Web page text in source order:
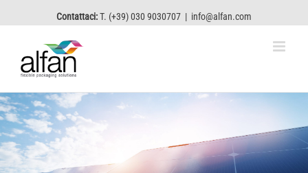
Contattaci:T. (+39) 030 9030707 | info@alfan.com